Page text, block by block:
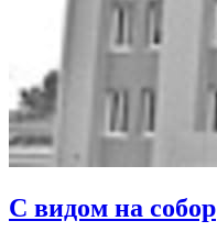
С видом на собор